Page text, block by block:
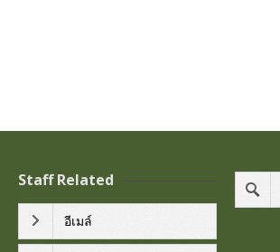
Staff Related
อีเมล์